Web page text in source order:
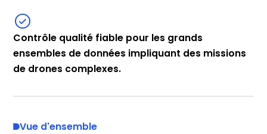
Contrôle qualité fiable pour les grands
ensembles de données impliquant des missions
de drones complexes.
Vue d'ensemble